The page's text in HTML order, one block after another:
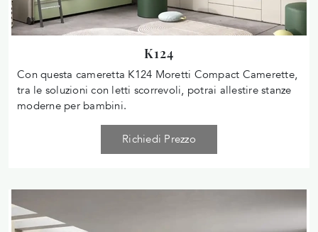
K124
Con questa cameretta K124 Moretti Compact Camerette,
tra le soluzioni con letti scorrevoli, potrai allestire stanze
moderne per bambini.
Richiedi Prezzo